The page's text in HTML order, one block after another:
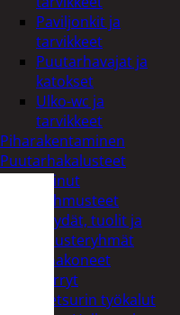
Paviljonkit ja
tarvikkeet
Puutarhavajat ja
katokset
Ulko-wc ja
tarvikkeet
Piharakentaminen
Puutarhakalusteet
Keinut
Pehmusteet
Pöydät, tuolit ja
kalusteryhmät
Puutarhakoneet
Kärryt
Metsurin työkalut